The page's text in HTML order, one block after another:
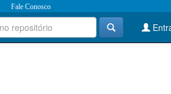
Fale Conosco